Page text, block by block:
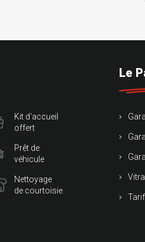
Kit d'accueil
offert
Prêt de
véhicule
Nettoyage
de courtoisie
Le